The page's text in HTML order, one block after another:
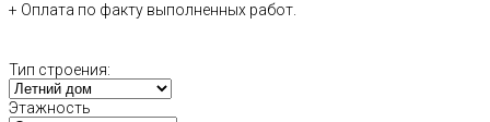
+ Оплата по факту выполненных работ.
Тип строения:
Этажность